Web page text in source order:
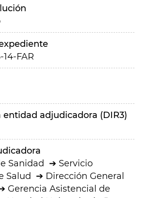
14-FAR
entidad adjudicadora (DIR3)
Sanidad
Servicio
Salud
Dirección General
Gerencia Asistencial de